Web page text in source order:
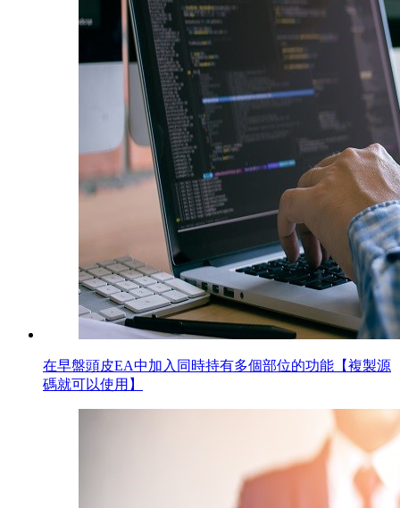
在早盤頭皮EA中加入同時持有多個部位的功能【複製源
碼就可以使用】